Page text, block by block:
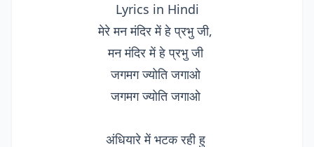
Lyrics in Hindi
मेरे मन मंदिर में हे प्रभु जी,
मन मंदिर में हे प्रभु जी
जगमग ज्योति जगाओ
जगमग ज्योति जगाओ
अंधियारे में भटक रही हु